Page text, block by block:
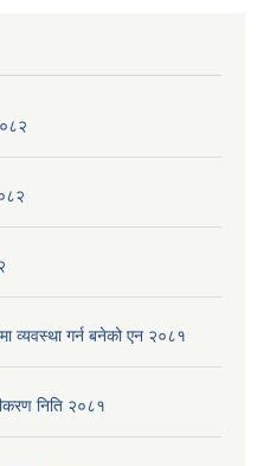
व्यवस्था गर्न बनेको एन २०८१
निति २०८१